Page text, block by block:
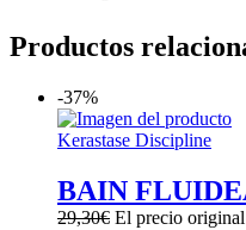
Productos
-37%
Kerastase Discipline
BAIN
29,30€ El precio